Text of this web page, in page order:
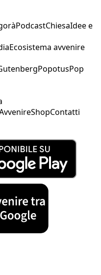
PodcastChiesaIdee e
Ecosistema avvenire
PopotusPop
ShopContatti